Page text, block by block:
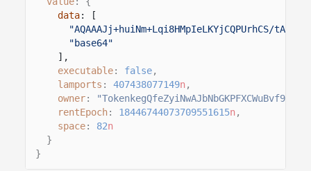
data: [
"AQAAAJj+huiNm+Lqi8HMpIeLKYjCQPUrhCS/
"base64"
],
executable: false,
lamports : 407438077149n,
owner:
rentEpoch: 18446744073709551615n,
space: 82n
}
}